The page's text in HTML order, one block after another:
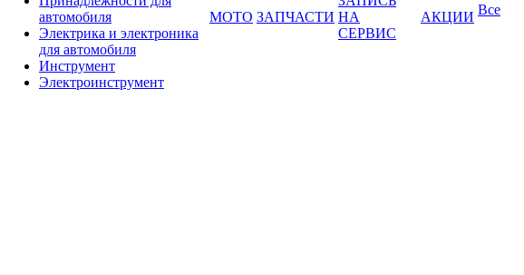
автомобиля
Электрика и электроника
для автомобиля
Инструмент
Электроинструмент
МОТО ЗАПЧАСТИ НА
СЕРВИС
АКЦИИ Все